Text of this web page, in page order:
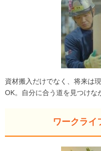
資材搬入だけでなく、将来は
OK。自分に合う道を見つけな
ワークライ